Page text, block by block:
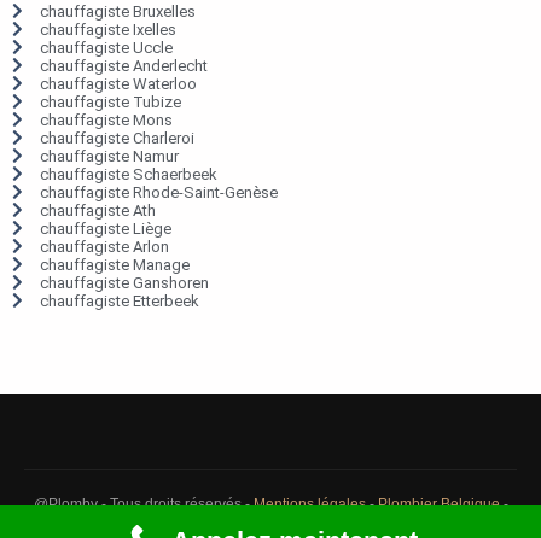
chauffagiste Bruxelles
chauffagiste Ixelles
chauffagiste Uccle
chauffagiste Anderlecht
chauffagiste Waterloo
chauffagiste Tubize
chauffagiste Mons
chauffagiste Charleroi
chauffagiste Namur
chauffagiste Schaerbeek
chauffagiste Rhode-Saint-Genèse
chauffagiste Ath
chauffagiste Liège
chauffagiste Arlon
chauffagiste Manage
chauffagiste Ganshoren
chauffagiste Etterbeek
@Plomby - Tous droits réservés -Mentions légales-Plombier Belgique-
Débouchage Belgique